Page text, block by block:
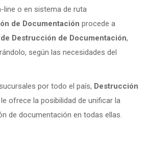
line o en sistema de ruta
de Documentación procede a
Destrucción de Documentación,
según las necesidades del
por todo el país, Destrucción
le ofrece la posibilidad de unificar la
de documentación en todas ellas.